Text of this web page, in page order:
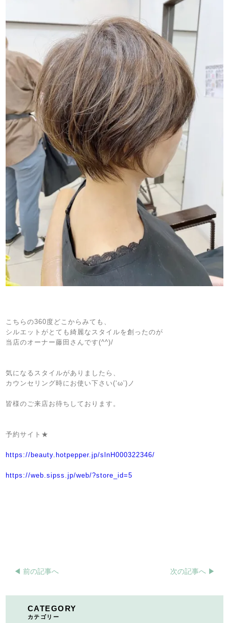
こちらの360度どこからみても、
シルエットがとても綺麗なスタイルを創ったのが
当店のオーナー藤田さんです(^^)/
気になるスタイルがありましたら、
カウンセリング時にお使い下さい(‘ω’)ノ
皆様のご来店お待ちしております。
予約サイト★
https://beauty.hotpepper.jp/slnH000322346/
https://web.sipss.jp/web/?store_id=5
◀︎ 前の記事へ 次の記事へ ▶︎
CATEGORY
カテゴリー